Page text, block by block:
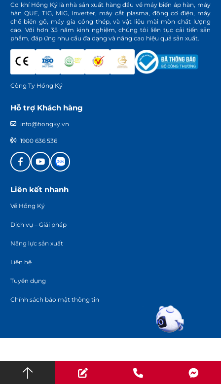
Cơ khí Hồng Ký là nhà sản xuất hàng đầu về máy biến áp hàn, máy
hàn QUE, TIG, MIG, Inverter, máy cắt plasma, động cơ điện, máy
chế biến gỗ, máy gia công thép, và vật liệu mài mòn chất lượng
cao. Với hơn 35 năm kinh nghiệm, chúng tôi liên tục cải tiến sản
phẩm, đáp ứng nhu cầu đa dạng và nâng cao hiệu quả sản xuất.
Công Ty Hồng Ký
Hỗ trợ Khách hàng
info@hongky.vn
1900 636 536
Liên kết nhanh
Về Hồng Ký
Dịch vụ – Giải pháp
Năng lực sản xuất
Liên hệ
Tuyển dụng
Chính sách bảo mật thông tin